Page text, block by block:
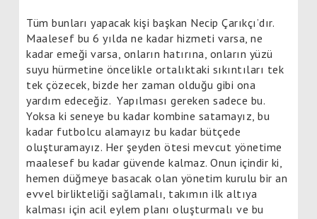
Tüm bunları yapacak kişi başkan Necip Çarıkçı’dır.
Maalesef bu 6 yılda ne kadar hizmeti varsa, ne
kadar emeği varsa, onların hatırına, onların yüzü
suyu hürmetine öncelikle ortalıktaki sıkıntıları tek
tek çözecek, bizde her zaman olduğu gibi ona
yardım edeceğiz. Yapılması gereken sadece bu.
Yoksa ki seneye bu kadar kombine satamayız, bu
kadar futbolcu alamayız bu kadar bütçede
oluşturamayız. Her şeyden ötesi mevcut yönetime
maalesef bu kadar güvende kalmaz. Onun içindir ki,
hemen düğmeye basacak olan yönetim kurulu bir an
evvel birlikteliği sağlamalı, takımın ilk altıya
kalması için acil eylem planı oluşturmalı ve bu